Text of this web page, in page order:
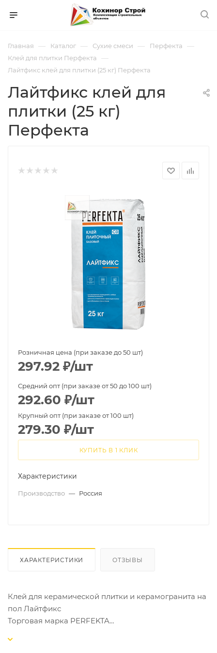
Главная — Каталог — Сухие смеси — Перфекта —
Клей для плитки Перфекта —
Лайтфикс клей для плитки (25 кг) Перфекта
Лайтфикс клей для
плитки (25 кг)
Перфекта
Розничная цена (при заказе до 50 шт)
297.92 ₽/шт
Средний опт (при заказе от 50 до 100 шт)
292.60 ₽/шт
Крупный опт (при заказе от 100 шт)
279.30 ₽/шт
КУПИТЬ В 1 КЛИК
Характеристики
Производство — Россия
ХАРАКТЕРИСТИКИ ОТЗЫВЫ
Клей для керамической плитки и керамогранита на
пол Лайтфикс
Торговая марка PERFEKTA